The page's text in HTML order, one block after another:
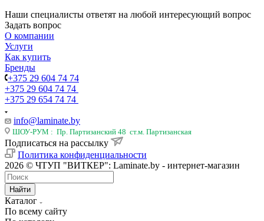
Наши специалисты ответят на любой интересующий вопрос
Задать вопрос
О компании
Услуги
Как купить
Бренды
+375 29 604 74 74
+375 29 604 74 74
+375 29 654 74 74
info@laminate.by
ШОУ-РУМ : Пр. Партизанский 48 ст.м. Партизанская
Подписаться на рассылку
Политика конфиденциальности
2026 © ЧТУП "ВИТКЕР": Laminate.by - интернет-магазин
Найти
Каталог
По всему сайту